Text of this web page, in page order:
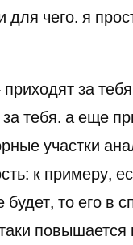
чего. я
за
тебя. а еще
участки
к примеру,
будет, то его в
повышается